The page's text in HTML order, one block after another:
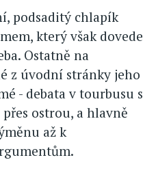
podsaditý chlapík
který však dovede
Ostatně na
z úvodní stránky jeho
- debata v tourbusu s
ostrou, a hlavně
až k